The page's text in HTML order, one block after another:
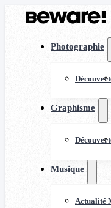
Photographie
Graphisme
Musique
Actualité